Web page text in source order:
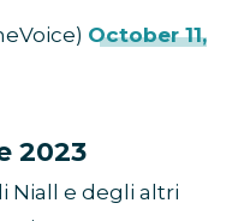
October 11,
2023
Niall e degli altri